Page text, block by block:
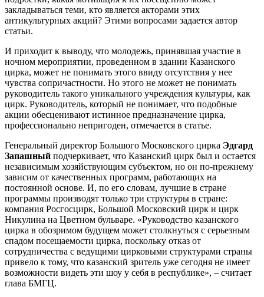
закладываться теми, кто является акторами этих
антикультурных акций? Этими вопросами задается автор
статьи.
И приходит к выводу, что молодежь, принявшая участие в
ночном мероприятии, проведенном в здании Казанского
цирка, может не понимать этого ввиду отсутствия у нее
чувства сопричастности. Но этого не может не понимать
руководитель такого уникального учреждения культуры, как
цирк. Руководитель, который не понимает, что подобные
акции обесценивают истинное предназначение цирка,
профессионально непригоден, отмечается в статье.
Генеральный директор Большого Московского цирка Эдгард
Запашный подчеркивает, что Казанский цирк был и остается
независимым хозяйствующим субъектом, но он по-прежнему
зависим от качественных программ, работающих на
постоянной основе. И, по его словам, лучшие в стране
программы производят только три структуры в стране:
компания Росгосцирк, Большой Московский цирк и цирк
Никулина на Цветном бульваре. «Руководство казанского
цирка в обозримом будущем может столкнуться с серьезным
спадом посещаемости цирка, поскольку отказ от
сотрудничества с ведущими цирковыми структурами страны
привело к тому, что казанский зритель уже сегодня не имеет
возможности видеть эти шоу у себя в республике», – считает
глава БМГЦ.